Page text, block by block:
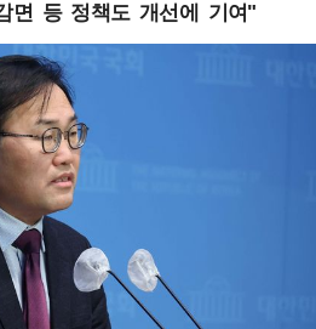
면 등 정책도 개선에 기여"